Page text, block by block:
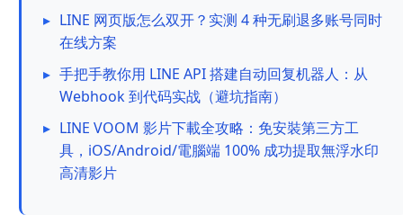
▸ LINE 网页版怎么双开？实测 4 种无刷退多账号同时
在线方案
▸ 手把手教你用 LINE API 搭建自动回复机器人：从
Webhook 到代码实战（避坑指南）
▸ LINE VOOM 影片下載全攻略：免安裝第三方工
具，iOS/Android/電腦端 100% 成功提取無浮水印
高清影片